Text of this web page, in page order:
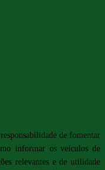
de fomentar
informar os veículos de
relevantes e de utilidade